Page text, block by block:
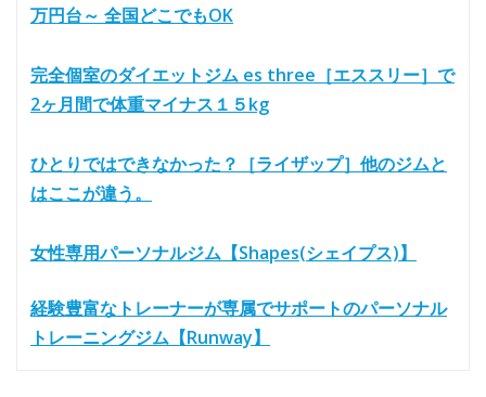
万円台～ 全国どこでもOK
完全個室のダイエットジム es three［エススリー］で
2ヶ月間で体重マイナス１５kg
ひとりではできなかった？［ライザップ］他のジムと
はここが違う。
女性専用パーソナルジム【Shapes(シェイプス)】
経験豊富なトレーナーが専属でサポートのパーソナル
トレーニングジム【Runway】